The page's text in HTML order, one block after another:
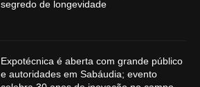
segredo de longevidade
Expotécnica é aberta com grande público
e autoridades em Sabáudia; evento